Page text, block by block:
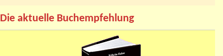
Die aktuelle Buchempfehlung